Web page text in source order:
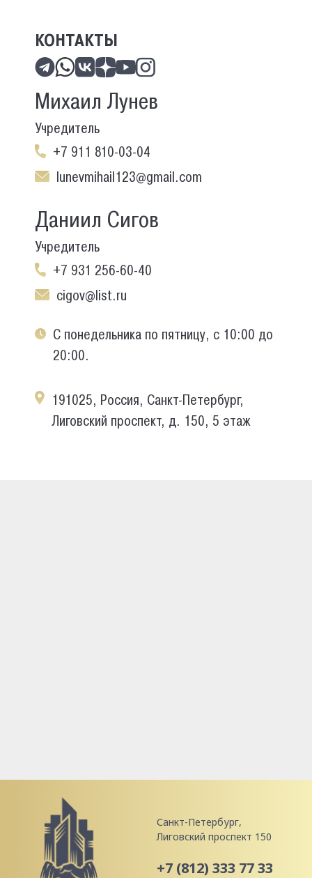
КОНТАКТЫ
Михаил Лунев
Учредитель
+7 911 810-03-04
lunevmihail123@gmail.com
Даниил Сигов
Учредитель
+7 931 256-60-40
cigov@list.ru
С понедельника по пятницу, с 10:00 до
20:00.
191025, Россия, Санкт-Петербург,
Лиговский проспект, д. 150, 5 этаж
Санкт-Петербург,
Лиговский проспект 150
+7 (812) 333 77 33